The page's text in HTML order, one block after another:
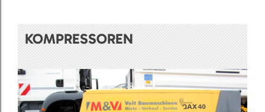
KOMPRESSOREN